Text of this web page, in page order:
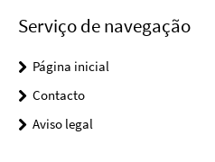
Serviço de navegação
Página inicial
Contacto
Aviso legal